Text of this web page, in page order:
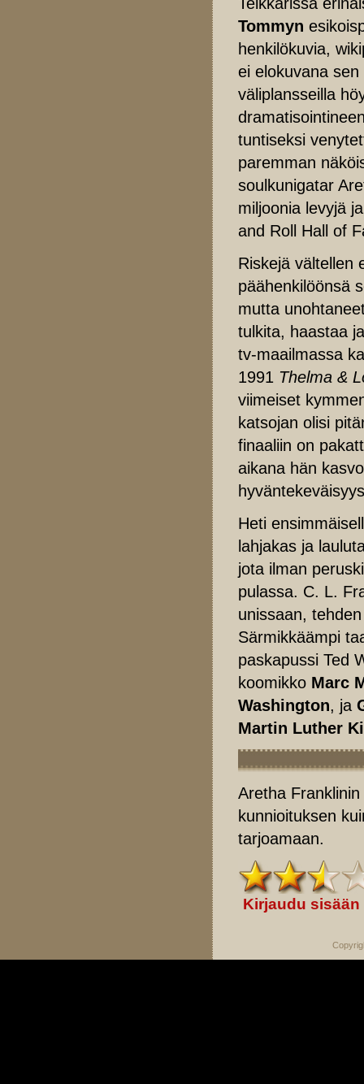
Tommyn
henkilökuvia,
ei elokuvana
väliplansseilla
tuntiseksi
paremman
soulkunigatar
miljoonia levyjä
and Roll Hall of
Riskejä vältellen
päähenkilöönsä
mutta
tulkita, haastaa
tv-maailmassa
1991 Thelma &
viimeiset
katsojan olisi
finaaliin on
aikana hän
Heti
lahjakas ja
jota ilman
pulassa. C. L.
unissaan,
Särmikkäämpi
paskapussi Ted
koomikko Marc
Washington, ja
Martin Luther
Aretha
kunnioituksen
tarjoamaan.
Kirjaudu sisään